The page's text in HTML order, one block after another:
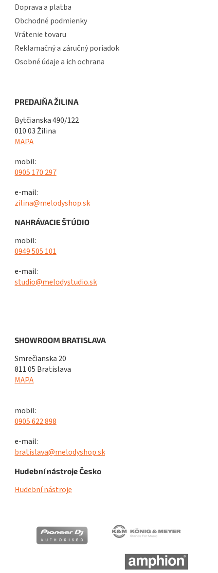
Doprava a platba
Obchodné podmienky
Vrátenie tovaru
Reklamačný a záručný poriadok
Osobné údaje a ich ochrana
PREDAJŇA ŽILINA
Bytčianska 490/122
010 03 Žilina
MAPA
mobil:
0905 170 297
e-mail:
zilina@melodyshop.sk
NAHRÁVACIE ŠTÚDIO
mobil:
0949 505 101
e-mail:
studio@melodystudio.sk
SHOWROOM BRATISLAVA
Smrečianska 20
811 05 Bratislava
MAPA
mobil:
0905 622 898
e-mail:
bratislava@melodyshop.sk
Hudební nástroje Česko
Hudební nástroje